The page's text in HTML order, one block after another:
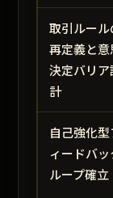
取引ルール
再定義と意
決定バリア
計
自己強化型
ィードバッ
ループ確立